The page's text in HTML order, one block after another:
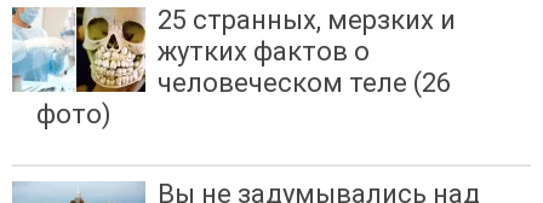
25 странных, мерзких и
жутких фактов о
человеческом теле (26
фото)
Вы не задумывались над